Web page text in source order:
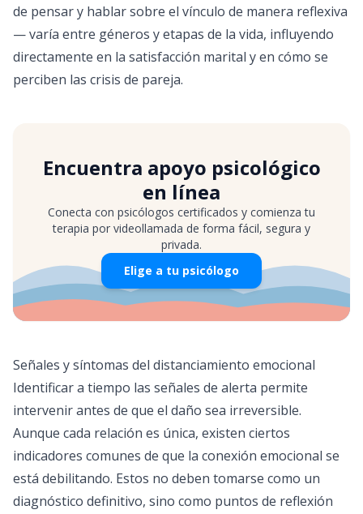
de pensar y hablar sobre el vínculo de manera reflexiva
— varía entre géneros y etapas de la vida, influyendo
directamente en la satisfacción marital y en cómo se
perciben las crisis de pareja.
Encuentra apoyo psicológico
en línea
Conecta con psicólogos certificados y comienza tu
terapia por videollamada de forma fácil, segura y
privada.
Elige a tu psicólogo
Señales y síntomas del distanciamiento emocional
Identificar a tiempo las señales de alerta permite
intervenir antes de que el daño sea irreversible.
Aunque cada relación es única, existen ciertos
indicadores comunes de que la conexión emocional se
está debilitando. Estos no deben tomarse como un
diagnóstico definitivo, sino como puntos de reflexión